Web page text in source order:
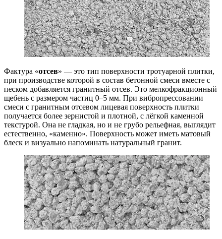
Фактура «отсев» — это тип поверхности тротуарной плитки,
при производстве которой в состав бетонной смеси вместе с
песком добавляется гранитный отсев. Это мелкофракционный
щебень с размером частиц 0–5 мм. При вибропрессовании
смеси с гранитным отсевом лицевая поверхность плитки
получается более зернистой и плотной, с лёгкой каменной
текстурой. Она не гладкая, но и не грубо рельефная, выглядит
естественно, «каменно». Поверхность может иметь матовый
блеск и визуально напоминать натуральный гранит.